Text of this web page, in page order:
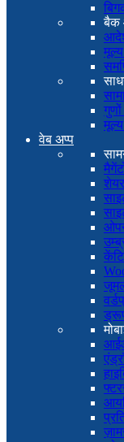
बैक
मूल्य
मूल्य
वेब अप्प